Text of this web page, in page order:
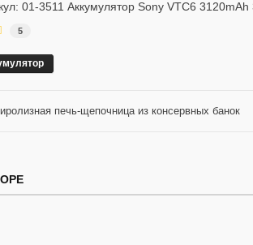
01-3511 Аккумулятор Sony VTC6
5
печь-щепочница из консервных банок